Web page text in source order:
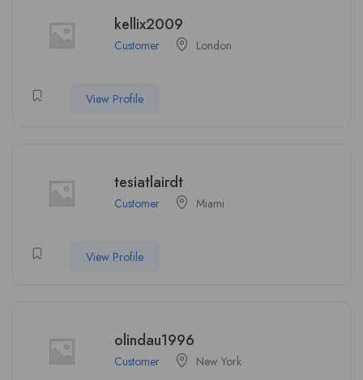
kellix2009
Customer London
View Profile
tesiatlairdt
Customer Miami
View Profile
olindau1996
Customer New York